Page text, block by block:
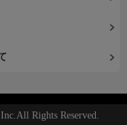
Rights Reserved.